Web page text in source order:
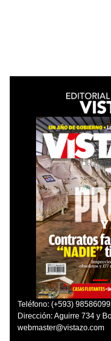
Teléfono: (+593)
Dirección: Aguirre 734 y
webmaster@vistazo.com